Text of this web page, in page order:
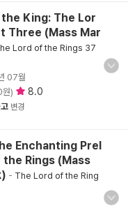
King: The Lor
Three (Mass Mar
Lord of the Rings 37
07월
) 8.0
변경
Enchanting Prel
Rings (Mass
- The Lord of the Ring